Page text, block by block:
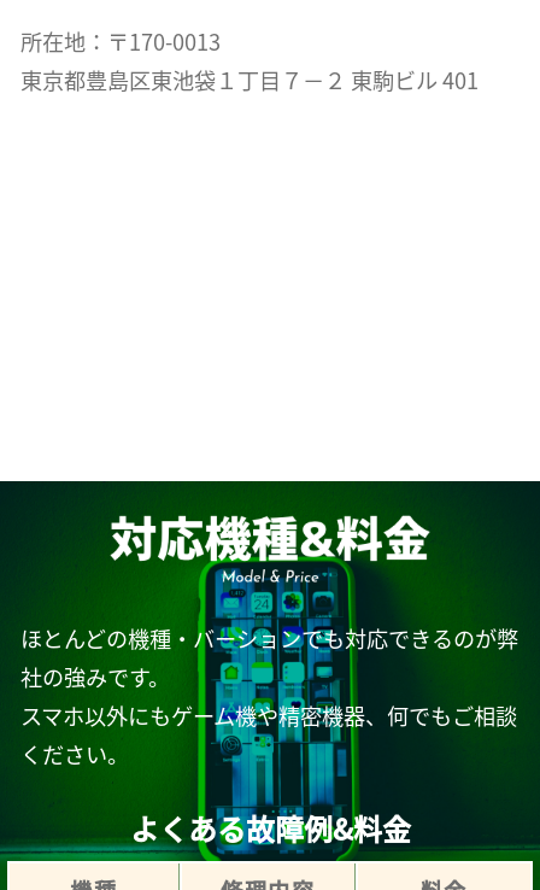
所在地：〒170-0013
東京都豊島区東池袋１丁目７−２ 東駒ビル 401
ほとんどの機種・バーションでも対応できるのが弊
社の強みです。
スマホ以外にもゲーム機や精密機器、何でもご相談
ください。
よくある故障例&料金